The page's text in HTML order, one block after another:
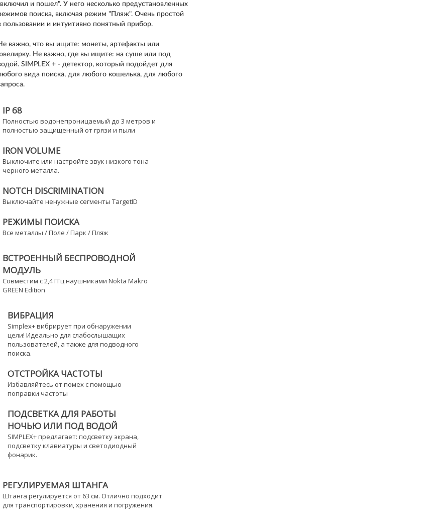
и пошел". У него несколько предустановленных
поиска, включая режим "Пляж". Очень простой
пользовании и интуитивно понятный прибор.
важно, что вы ищите: монеты, артефакты или
Не важно, где вы ищите: на суше или под
SIMPLEX + - детектор, который подойдет для
вида поиска, для любого кошелька, для любого
IP 68
Полностью водонепроницаемый до 3 метров и
полностью защищенный от грязи и пыли
IRON VOLUME
Выключите или настройте звук низкого тона
черного металла.
NOTCH DISCRIMINATION
Выключайте ненужные сегменты TargetID
РЕЖИМЫ ПОИСКА
Все металлы / Поле / Парк / Пляж
ВСТРОЕННЫЙ БЕСПРОВОДНОЙ
МОДУЛЬ
Совместим с 2,4 ГГц наушниками Nokta Makro
GREEN Edition
ВИБРАЦИЯ
Simplex+ вибрирует при обнаружении
цели! Идеально для слабослышащих
пользователей, а также для подводного
поиска.
ОТСТРОЙКА ЧАСТОТЫ
Избавляйтесь от помех с помощью
поправки частоты
ПОДСВЕТКА ДЛЯ РАБОТЫ
НОЧЬЮ ИЛИ ПОД ВОДОЙ
SIMPLEX+ предлагает: подсветку экрана,
подсветку клавиатуры и светодиодный
фонарик.
РЕГУЛИРУЕМАЯ ШТАНГА
Штанга регулируется от 63 см. Отлично подходит
для транспортировки, хранения и погружения.